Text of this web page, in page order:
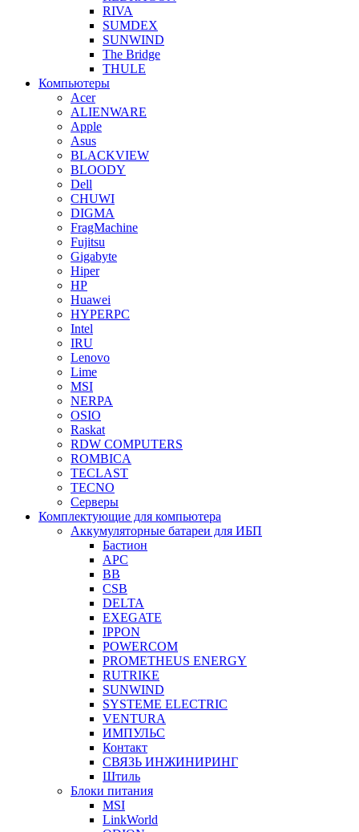
RIVA
SUMDEX
SUNWIND
The Bridge
THULE
Компьютеры
Acer
ALIENWARE
Apple
Asus
BLACKVIEW
BLOODY
Dell
CHUWI
DIGMA
FragMachine
Fujitsu
Gigabyte
Hiper
HP
Huawei
HYPERPC
Intel
IRU
Lenovo
Lime
MSI
NERPA
OSIO
Raskat
RDW COMPUTERS
ROMBICA
TECLAST
TECNO
Серверы
Комплектующие для компьютера
Аккумуляторные батареи для ИБП
Бастион
APC
BB
CSB
DELTA
EXEGATE
IPPON
POWERCOM
PROMETHEUS ENERGY
RUTRIKE
SUNWIND
SYSTEME ELECTRIC
VENTURA
ИМПУЛЬС
Контакт
СВЯЗЬ ИНЖИНИРИНГ
Штиль
Блоки питания
MSI
LinkWorld